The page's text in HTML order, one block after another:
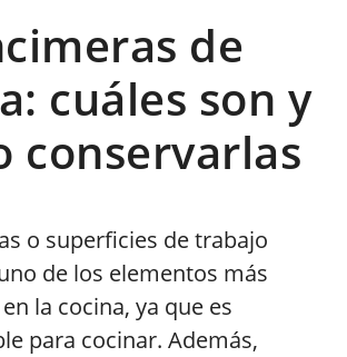
de
cuáles son y
conservarlas
o superficies de trabajo
de los elementos más
la cocina, ya que es
para cocinar. Además,